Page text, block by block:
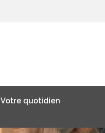
Votre quotidien